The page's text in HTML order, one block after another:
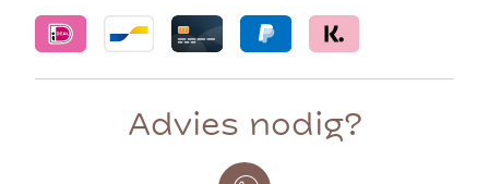
Advies nodig?